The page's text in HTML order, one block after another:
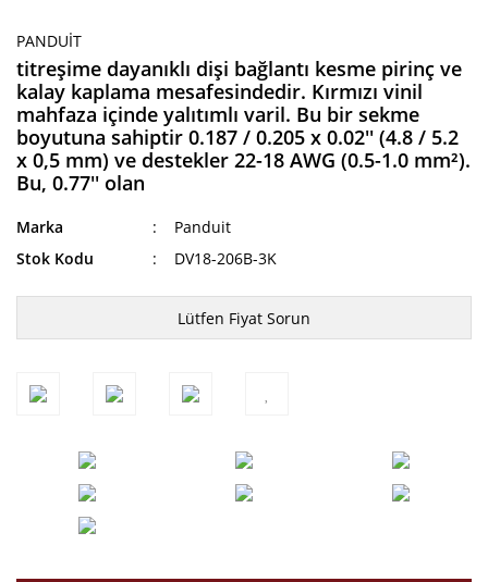
PANDUIT
titreşime dayanıklı dişi bağlantı kesme pirinç ve
kalay kaplama mesafesindedir. Kırmızı vinil
mahfaza içinde yalıtımlı varil. Bu bir sekme
boyutuna sahiptir 0.187 / 0.205 x 0.02'' (4.8 / 5.2
x 0,5 mm) ve destekler 22-18 AWG (0.5-1.0 mm²).
Bu, 0.77'' olan
Marka
Panduit
Stok Kodu
DV18-206B-3K
Lütfen Fiyat Sorun